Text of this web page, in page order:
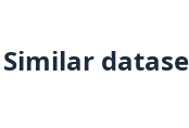
Similar